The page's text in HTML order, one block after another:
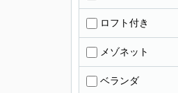
ロフト付き
メゾネット
ベランダ